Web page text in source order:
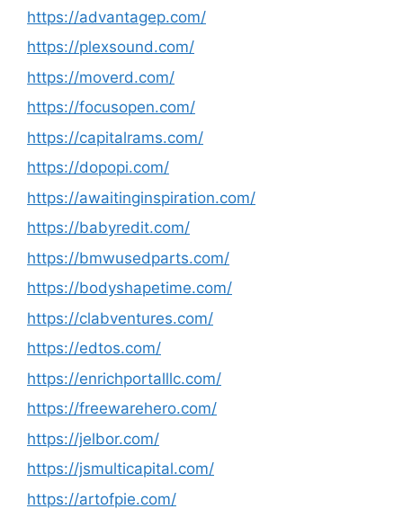
https://advantagep.com/
https://plexsound.com/
https://moverd.com/
https://focusopen.com/
https://capitalrams.com/
https://dopopi.com/
https://awaitinginspiration.com/
https://babyredit.com/
https://bmwusedparts.com/
https://bodyshapetime.com/
https://clabventures.com/
https://edtos.com/
https://enrichportalllc.com/
https://freewarehero.com/
https://jelbor.com/
https://jsmulticapital.com/
https://artofpie.com/